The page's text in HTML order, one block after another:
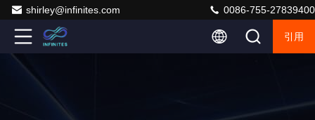
shirley@infinites.com 0086-755-27839400
引用